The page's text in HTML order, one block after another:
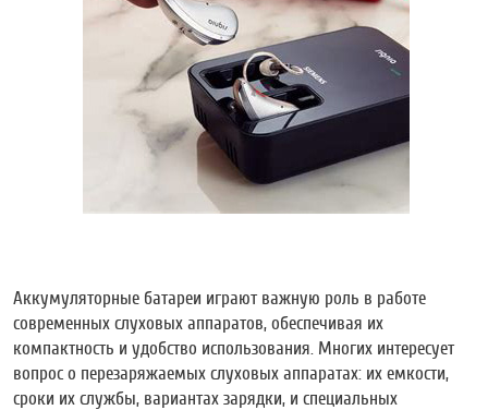
Аккумуляторные батареи играют важную роль в работе
современных слуховых аппаратов, обеспечивая их
компактность и удобство использования. Многих интересует
вопрос о перезаряжаемых слуховых аппаратах: их емкости,
сроки их службы, вариантах зарядки, и специальных